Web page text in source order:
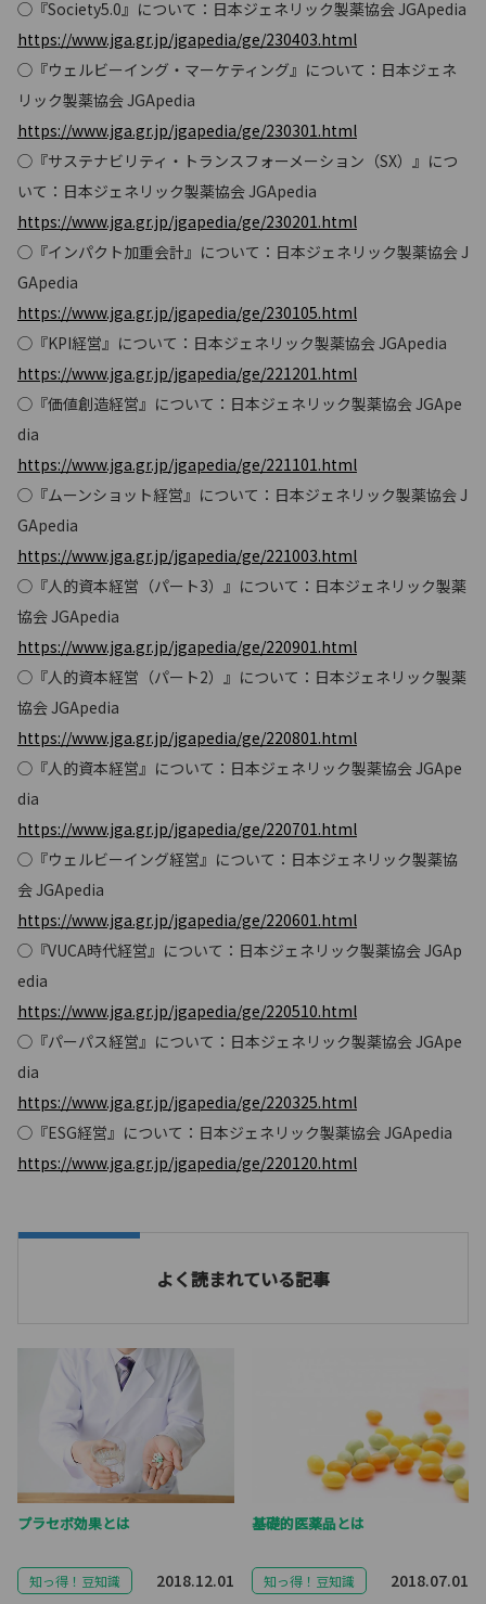
◯『Society5.0』について：日本ジェネリック製薬協会 JGApedia
https://www.jga.gr.jp/jgapedia/ge/230403.html
◯『ウェルビーイング・マーケティング』について：日本ジェネ
リック製薬協会 JGApedia
https://www.jga.gr.jp/jgapedia/ge/230301.html
◯『サステナビリティ・トランスフォーメーション（SX）』につ
いて：日本ジェネリック製薬協会 JGApedia
https://www.jga.gr.jp/jgapedia/ge/230201.html
◯『インパクト加重会計』について：日本ジェネリック製薬協会 J
GApedia
https://www.jga.gr.jp/jgapedia/ge/230105.html
◯『KPI経営』について：日本ジェネリック製薬協会 JGApedia
https://www.jga.gr.jp/jgapedia/ge/221201.html
◯『価値創造経営』について：日本ジェネリック製薬協会 JGApe
dia
https://www.jga.gr.jp/jgapedia/ge/221101.html
◯『ムーンショット経営』について：日本ジェネリック製薬協会 J
GApedia
https://www.jga.gr.jp/jgapedia/ge/221003.html
◯『人的資本経営（パート3）』について：日本ジェネリック製薬
協会 JGApedia
https://www.jga.gr.jp/jgapedia/ge/220901.html
◯『人的資本経営（パート2）』について：日本ジェネリック製薬
協会 JGApedia
https://www.jga.gr.jp/jgapedia/ge/220801.html
◯『人的資本経営』について：日本ジェネリック製薬協会 JGApe
dia
https://www.jga.gr.jp/jgapedia/ge/220701.html
◯『ウェルビーイング経営』について：日本ジェネリック製薬協
会 JGApedia
https://www.jga.gr.jp/jgapedia/ge/220601.html
◯『VUCA時代経営』について：日本ジェネリック製薬協会 JGAp
edia
https://www.jga.gr.jp/jgapedia/ge/220510.html
◯『パーパス経営』について：日本ジェネリック製薬協会 JGApe
dia
https://www.jga.gr.jp/jgapedia/ge/220325.html
◯『ESG経営』について：日本ジェネリック製薬協会 JGApedia
https://www.jga.gr.jp/jgapedia/ge/220120.html
よく読まれている記事
プラセボ効果とは
知っ得！豆知識 2018.12.01
基礎的医薬品とは
知っ得！豆知識 2018.07.01